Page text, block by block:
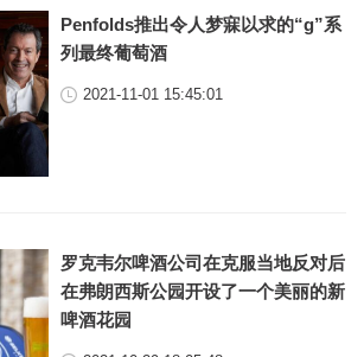
Penfolds推出令人梦寐以求的“g”系
列最终葡萄酒
2021-11-01 15:45:01
罗克韦尔啤酒公司在克服当地反对后
在弗朗西斯公园开设了一个美丽的新
啤酒花园